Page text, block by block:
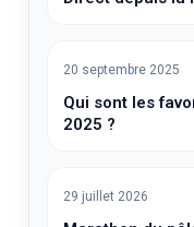
20 septembre 2025
Qui sont les
2025 ?
29 juillet 2026